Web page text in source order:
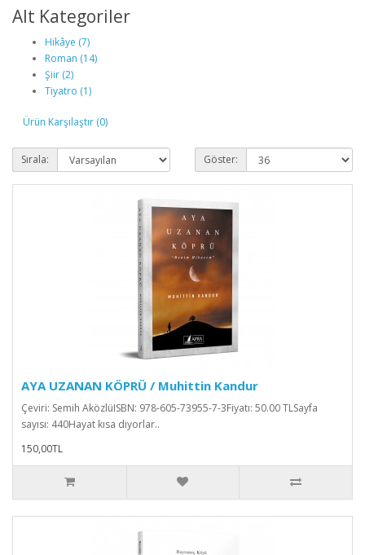
Alt Kategoriler
Hikâye (7)
Roman (14)
Şiir (2)
Tiyatro (1)
Ürün Karşılaştır (0)
Sırala: Göster:
AYA UZANAN KÖPRÜ / Muhittin Kandur
Çeviri: Semih AközlüISBN: 978-605-73955-7-3Fiyatı: 50.00 TLSayfa
sayısı: 440Hayat kısa diyorlar..
150,00TL